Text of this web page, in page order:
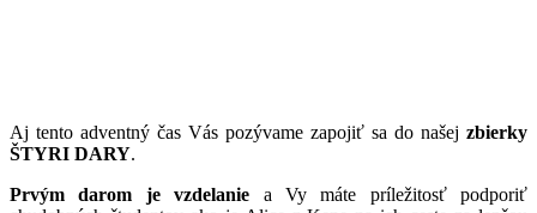
Aj tento adventný čas Vás pozývame zapojiť sa do našej zbierky
ŠTYRI DARY.
Prvým darom je vzdelanie a Vy máte príležitosť podporiť